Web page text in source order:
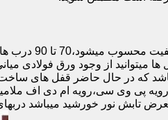
میتوانید از وجود ورق فولادی
که در حال حاضر قفل های
4 دسته تقسیم بندی میشود.رویه رنگ،رویه پی
تابش نور خورشید میباشد